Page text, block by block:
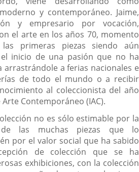
y contemporáneo. Jaime,
y empresario por vocación,
el arte en los años 70, momento
primeras piezas siendo aún
inicio de una pasión que no ha
a ferias nacionales e
de todo el mundo o a recibir
al coleccionista del año
Contemporáneo (IAC).
no es sólo estimable por la
de las muchas piezas que lo
por el valor social que ha sabido
de colección que se ha
exhibiciones, con la colección